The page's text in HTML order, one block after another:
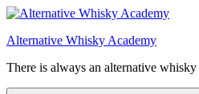
Videre
indhold
Alternative Whisky Academy
There is always an alternative